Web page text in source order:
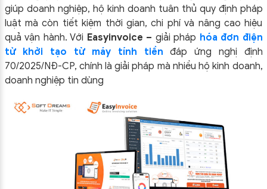
giúp doanh nghiệp, hộ kinh doanh tuân thủ quy định pháp
luật mà còn tiết kiệm thời gian, chi phí và nâng cao hiệu
quả vận hành. Với Easyinvoice – giải pháp hóa đơn điện
tử khởi tạo từ máy tính tiền đáp ứng nghị định
70/2025/NĐ-CP, chính là giải pháp mà nhiều hộ kinh doanh,
doanh nghiệp tin dùng